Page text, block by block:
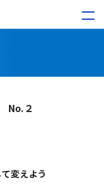
No.２
変えよう